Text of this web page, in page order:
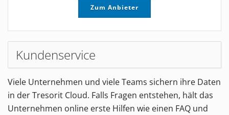
Zum Anbieter
Kundenservice
Viele Unternehmen und viele Teams sichern ihre Daten
in der Tresorit Cloud. Falls Fragen entstehen, hält das
Unternehmen online erste Hilfen wie einen FAQ und